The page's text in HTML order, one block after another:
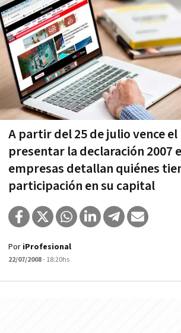
A partir del 25 de julio vence
presentar la declaración 2007
empresas detallan quiénes
participación en su capital
Por iProfesional
22/07/2008- 18:20hs